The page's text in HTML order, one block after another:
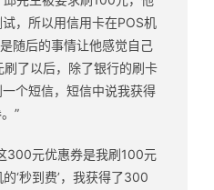
，所以用信用卡在POS机
随后的事情让他感觉自己
刷了以后，除了银行的刷卡
个短信，短信中说我获得
”
300元优惠券是我刷100元
‘秒到费’，我获得了300